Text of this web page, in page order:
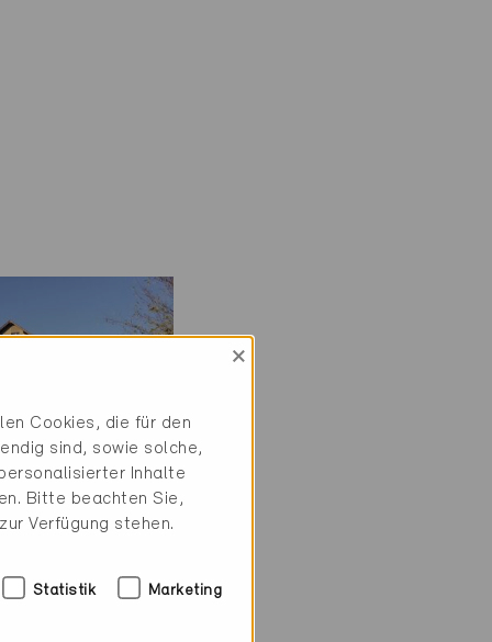
×
Cookies, die für den
sind, sowie solche,
Inhalte
Bitte beachten Sie,
Verfügung stehen.
Statistik Marketing